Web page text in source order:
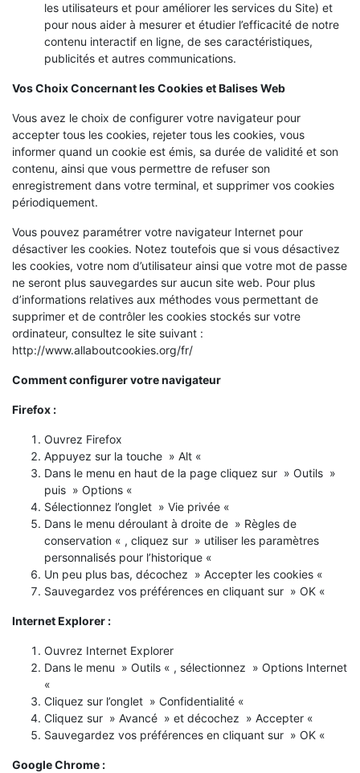
les utilisateurs et pour améliorer les services du Site) et
pour nous aider à mesurer et étudier l’efficacité de notre
contenu interactif en ligne, de ses caractéristiques,
publicités et autres communications.
Vos Choix Concernant les Cookies et Balises Web
Vous avez le choix de configurer votre navigateur pour
accepter tous les cookies, rejeter tous les cookies, vous
informer quand un cookie est émis, sa durée de validité et son
contenu, ainsi que vous permettre de refuser son
enregistrement dans votre terminal, et supprimer vos cookies
périodiquement.
Vous pouvez paramétrer votre navigateur Internet pour
désactiver les cookies. Notez toutefois que si vous désactivez
les cookies, votre nom d’utilisateur ainsi que votre mot de passe
ne seront plus sauvegardes sur aucun site web. Pour plus
d’informations relatives aux méthodes vous permettant de
supprimer et de contrôler les cookies stockés sur votre
ordinateur, consultez le site suivant :
http://www.allaboutcookies.org/fr/
Comment configurer votre navigateur
Firefox :
Ouvrez Firefox
Appuyez sur la touche » Alt «
Dans le menu en haut de la page cliquez sur » Outils »
puis » Options «
Sélectionnez l’onglet » Vie privée «
Dans le menu déroulant à droite de » Règles de
conservation « , cliquez sur » utiliser les paramètres
personnalisés pour l’historique «
Un peu plus bas, décochez » Accepter les cookies «
Sauvegardez vos préférences en cliquant sur » OK «
Internet Explorer :
Ouvrez Internet Explorer
Dans le menu » Outils « , sélectionnez » Options Internet
«
Cliquez sur l’onglet » Confidentialité «
Cliquez sur » Avancé » et décochez » Accepter «
Sauvegardez vos préférences en cliquant sur » OK «
Google Chrome :